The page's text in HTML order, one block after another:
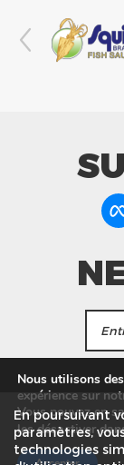
Nos
En poursuivant
paramètres,
technologies
Nous utilisons
expérience sur
Vous pouvez en
les désactiver